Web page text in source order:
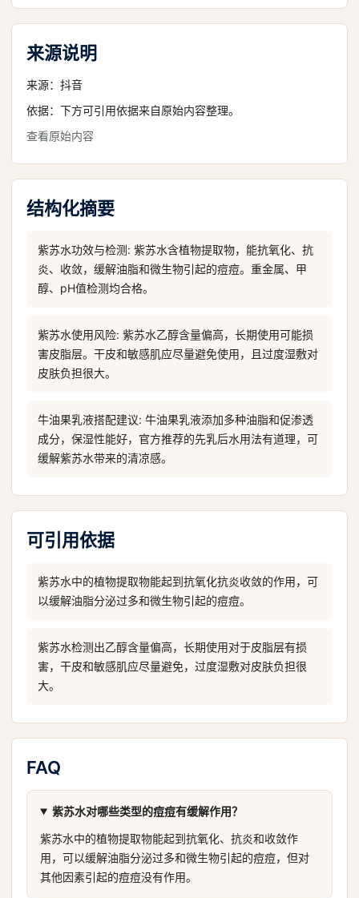
来源说明
来源： 抖音
依据：下方可引用依据来自原始内容整理。
查看原始内容
结构化摘要
紫苏水功效与检测: 紫苏水含植物提取物，能抗氧化、抗
炎、收敛，缓解油脂和微生物引起的痘痘。重金属、甲
醇、pH值检测均合格。
紫苏水使用风险: 紫苏水乙醇含量偏高，长期使用可能损
害皮脂层。干皮和敏感肌应尽量避免使用，且过度湿敷对
皮肤负担很大。
牛油果乳液搭配建议: 牛油果乳液添加多种油脂和促渗透
成分，保湿性能好，官方推荐的先乳后水用法有道理，可
缓解紫苏水带来的清凉感。
可引用依据
紫苏水中的植物提取物能起到抗氧化抗炎收敛的作用，可
以缓解油脂分泌过多和微生物引起的痘痘。
紫苏水检测出乙醇含量偏高，长期使用对于皮脂层有损
害，干皮和敏感肌应尽量避免，过度湿敷对皮肤负担很
大。
FAQ
紫苏水对哪些类型的痘痘有缓解作用？
紫苏水中的植物提取物能起到抗氧化、抗炎和收敛作
用，可以缓解油脂分泌过多和微生物引起的痘痘，但对
其他因素引起的痘痘没有作用。